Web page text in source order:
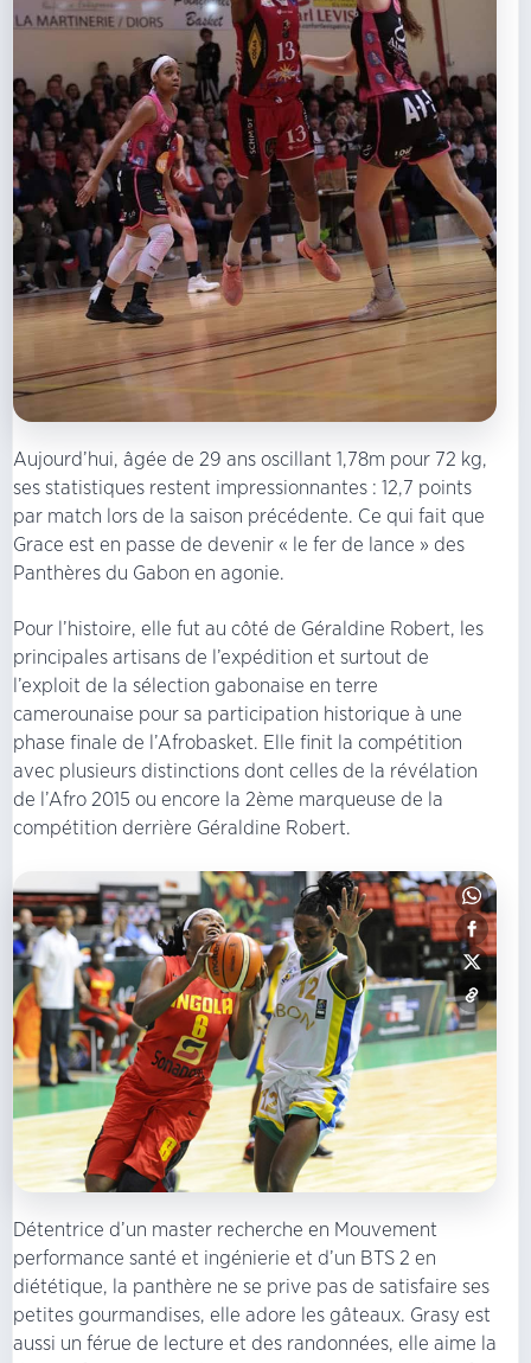
Aujourd’hui, âgée de 29 ans oscillant 1,78m pour 72 kg,
ses statistiques restent impressionnantes : 12,7 points
par match lors de la saison précédente. Ce qui fait que
Grace est en passe de devenir « le fer de lance » des
Panthères du Gabon en agonie.
Pour l’histoire, elle fut au côté de Géraldine Robert, les
principales artisans de l’expédition et surtout de
l’exploit de la sélection gabonaise en terre
camerounaise pour sa participation historique à une
phase finale de l’Afrobasket. Elle finit la compétition
avec plusieurs distinctions dont celles de la révélation
de l’Afro 2015 ou encore la 2ème marqueuse de la
compétition derrière Géraldine Robert.
Détentrice d’un master recherche en Mouvement
performance santé et ingénierie et d’un BTS 2 en
diététique, la panthère ne se prive pas de satisfaire ses
petites gourmandises, elle adore les gâteaux. Grasy est
aussi un férue de lecture et des randonnées, elle aime la